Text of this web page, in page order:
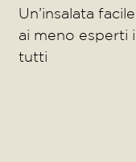
Un’insalata
ai meno esperti
tutti